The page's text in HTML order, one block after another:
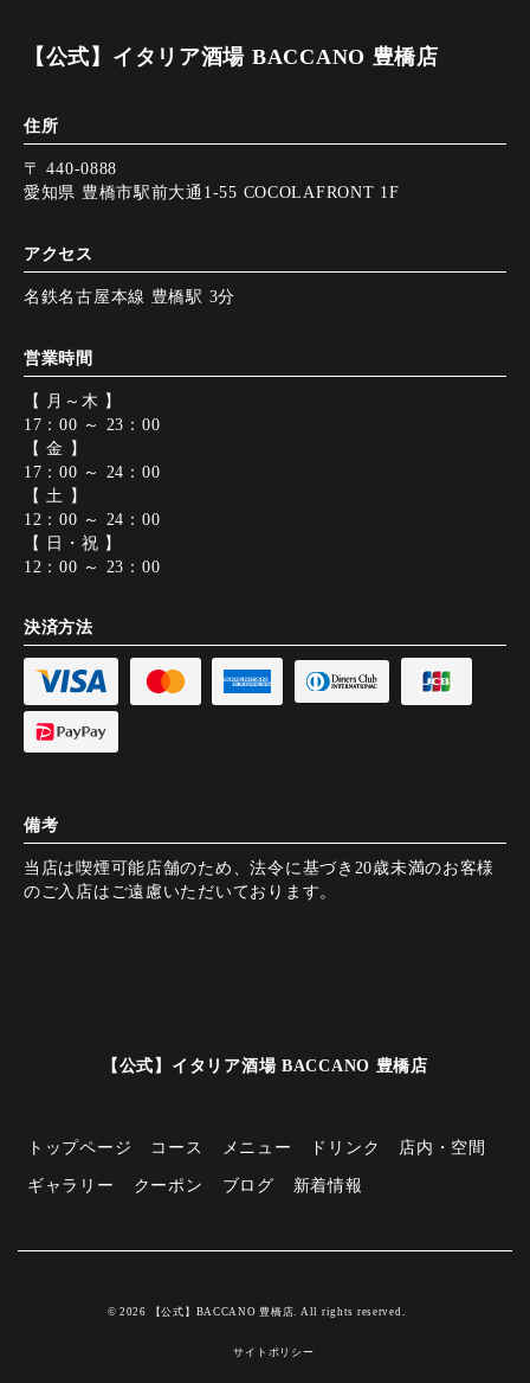
【公式】イタリア酒場 BACCANO 豊橋店
住所
〒 440-0888
愛知県 豊橋市駅前大通1-55 COCOLAFRONT 1F
アクセス
名鉄名古屋本線 豊橋駅 3分
営業時間
【 月～木 】
17：00 ～ 23：00
【 金 】
17：00 ～ 24：00
【 土 】
12：00 ～ 24：00
【 日・祝 】
12：00 ～ 23：00
決済方法
備考
当店は喫煙可能店舗のため、法令に基づき20歳未満のお客様
のご入店はご遠慮いただいております。
【公式】イタリア酒場 BACCANO 豊橋店
トップページ コース メニュー ドリンク 店内・空間
ギャラリー クーポン ブログ 新着情報
© 2026 【公式】BACCANO 豊橋店. All rights reserved.
サイトポリシー